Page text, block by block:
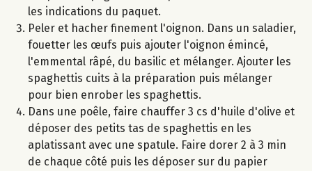
les indications du paquet.
Peler et hacher finement l'oignon. Dans un saladier,
fouetter les œufs puis ajouter l'oignon émincé,
l'emmental râpé, du basilic et mélanger. Ajouter les
spaghettis cuits à la préparation puis mélanger
pour bien enrober les spaghettis.
Dans une poêle, faire chauffer 3 cs d'huile d'olive et
déposer des petits tas de spaghettis en les
aplatissant avec une spatule. Faire dorer 2 à 3 min
de chaque côté puis les déposer sur du papier